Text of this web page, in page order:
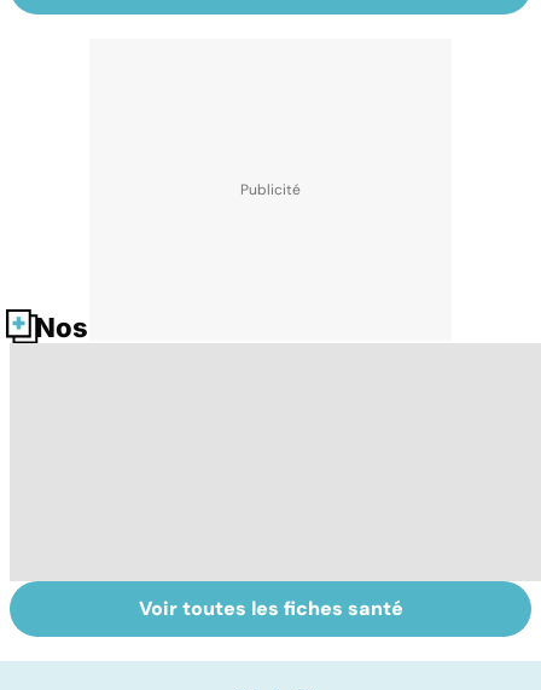
Nos fiches santé
Le café : une
mine d'or pour
Les aidants
familiaux aussi
Voir toutes les fiches santé